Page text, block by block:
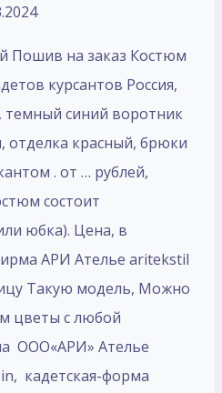
Пошив на заказ Костюм
курсантов Россия,
темный синий воротник
отделка красный, брюки
. от … рублей,
состоит
юбка). Цена, в
АРИ Ателье aritekstil
Такую модель, Mожно
цветы с любой
ООО«АРИ» Ателье
кадетская-форма